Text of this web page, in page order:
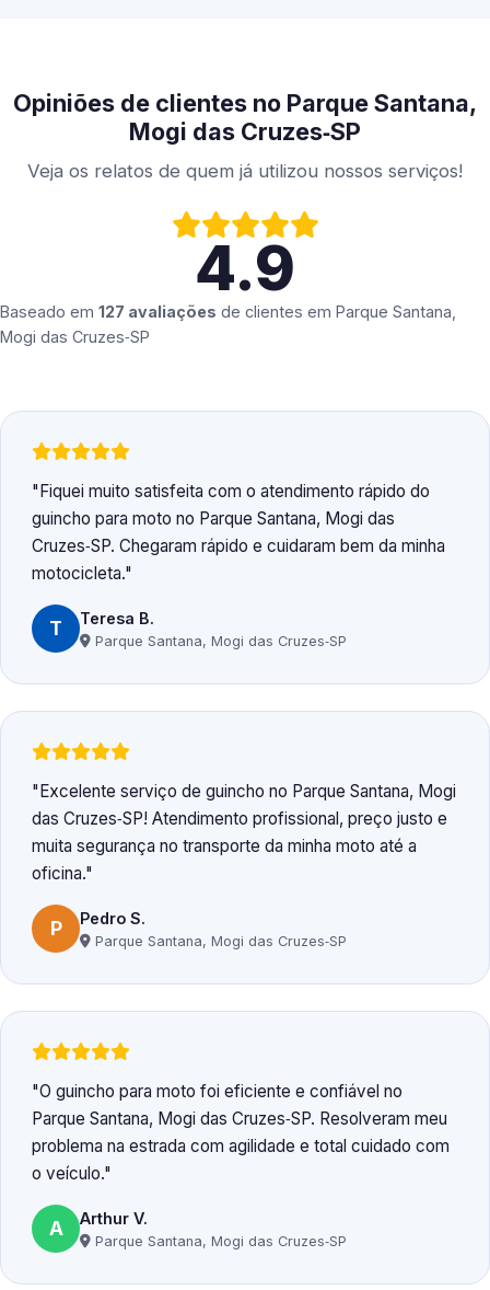
Opiniões de clientes no Parque Santana,
Mogi das Cruzes‑SP
Veja os relatos de quem já utilizou nossos serviços!
4.9
Baseado em 127 avaliações de clientes em Parque Santana,
Mogi das Cruzes‑SP
Fiquei muito satisfeita com o atendimento rápido do
guincho para moto no Parque Santana, Mogi das
Cruzes‑SP. Chegaram rápido e cuidaram bem da minha
motocicleta.
T Teresa B.
Parque Santana, Mogi das Cruzes‑SP
Excelente serviço de guincho no Parque Santana, Mogi
das Cruzes‑SP! Atendimento profissional, preço justo e
muita segurança no transporte da minha moto até a
oficina.
P Pedro S.
Parque Santana, Mogi das Cruzes‑SP
O guincho para moto foi eficiente e confiável no
Parque Santana, Mogi das Cruzes‑SP. Resolveram meu
problema na estrada com agilidade e total cuidado com
o veículo.
A Arthur V.
Parque Santana, Mogi das Cruzes‑SP